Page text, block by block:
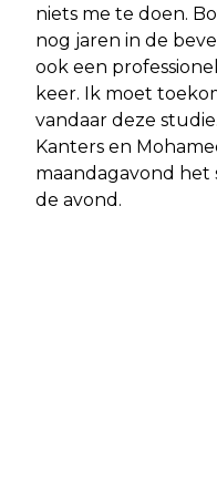
niets me te doen.
nog jaren in de
ook een
keer. Ik moet
vandaar deze
Kanters en
maandagavond
de avond.